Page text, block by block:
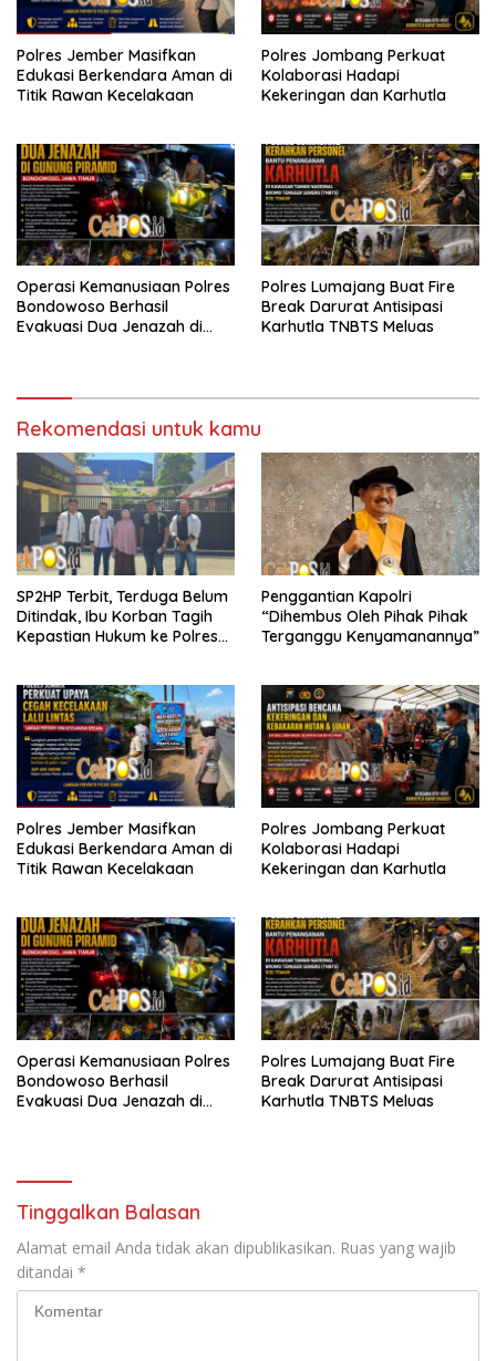
Polres Jember Masifkan
Edukasi Berkendara Aman di
Titik Rawan Kecelakaan
Polres Jombang Perkuat
Kolaborasi Hadapi
Kekeringan dan Karhutla
Operasi Kemanusiaan Polres
Bondowoso Berhasil
Evakuasi Dua Jenazah di
Polres Lumajang Buat Fire
Break Darurat Antisipasi
Karhutla TNBTS Meluas
Rekomendasi untuk kamu
SP2HP Terbit, Terduga Belum
Ditindak, Ibu Korban Tagih
Kepastian Hukum ke Polres
Penggantian Kapolri
“Dihembus Oleh Pihak Pihak
Terganggu Kenyamanannya”
Polres Jember Masifkan
Edukasi Berkendara Aman di
Titik Rawan Kecelakaan
Polres Jombang Perkuat
Kolaborasi Hadapi
Kekeringan dan Karhutla
Operasi Kemanusiaan Polres
Bondowoso Berhasil
Evakuasi Dua Jenazah di
Polres Lumajang Buat Fire
Break Darurat Antisipasi
Karhutla TNBTS Meluas
Tinggalkan Balasan
Alamat email Anda tidak akan dipublikasikan. Ruas yang wajib
ditandai *